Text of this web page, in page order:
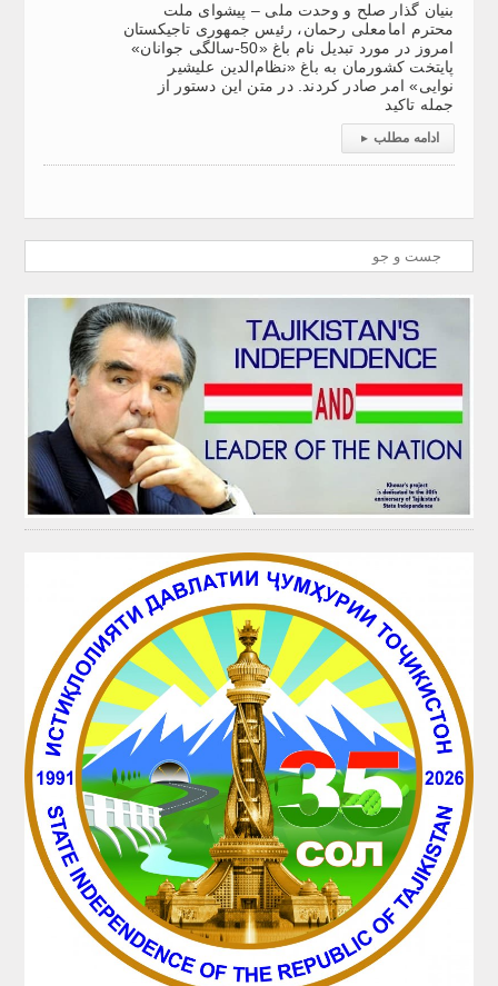
بنیان گذار صلح و وحدت ملی – پیشوای ملت
محترم امامعلی رحمان، رئیس جمهوری تاجیکستان
امروز در مورد تبدیل نام باغ «50-سالگی جوانان»
پایتخت کشورمان به باغ «نظام‌الدین علی­شیر
نوایی» امر صادر کردند. در متن این دستور از
جمله تاکید
ادامه مطلب ▸